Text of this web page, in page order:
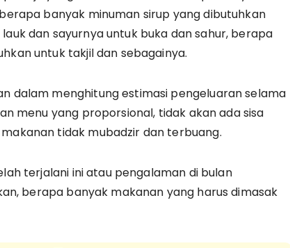
banyak minuman sirup yang dibutuhkan
dan sayurnya untuk buka dan sahur, berapa
untuk takjil dan sebagainya.
dalam menghitung estimasi pengeluaran selama
menu yang proporsional, tidak akan ada sisa
tidak mubadzir dan terbuang.
terjalani ini atau pengalaman di bulan
berapa banyak makanan yang harus dimasak